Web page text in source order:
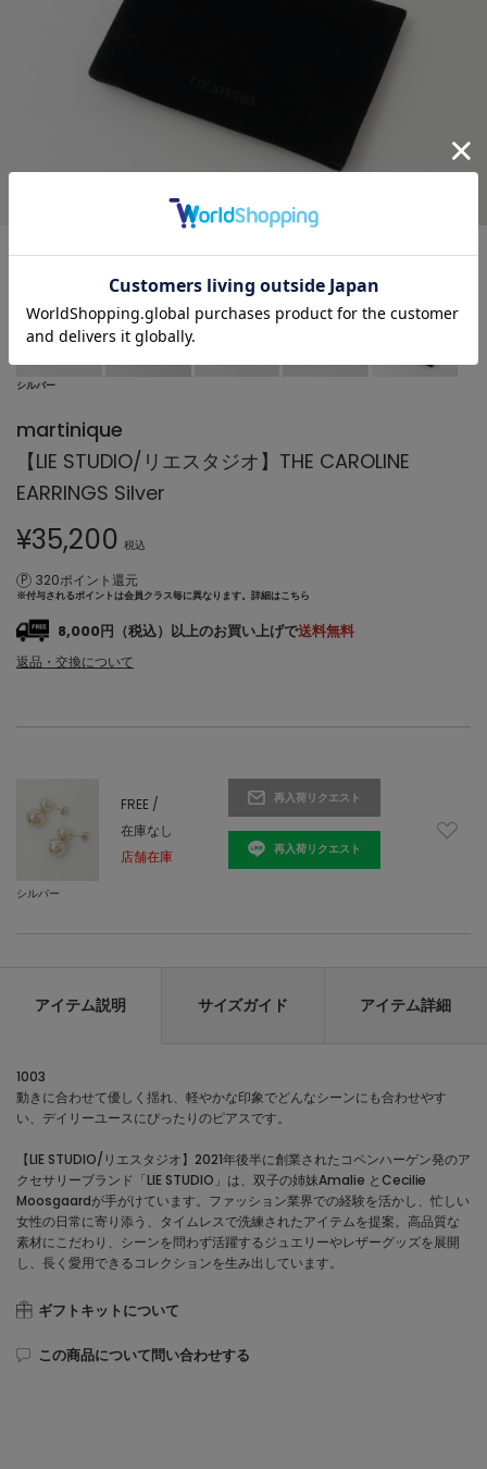
シルバー
martinique
【LIE STUDIO/リエスタジオ】THE CAROLINE
EARRINGS Silver
¥35,200 税込
320ポイント還元
※付与されるポイントは会員クラス毎に異なります。 詳細はこちら
8,000円（税込）以上のお買い上げで送料無料
返品・交換について
シルバー
FREE /
在庫なし
店舗在庫
再入荷リクエスト
再入荷リクエスト
アイテム説明 サイズガイド アイテム詳細
1003
動きに合わせて優しく揺れ、軽やかな印象でどんなシーンにも合わせやす
い、デイリーユースにぴったりのピアスです。
【LIE STUDIO/リエスタジオ】2021年後半に創業されたコペンハーゲン発のア
クセサリーブランド「LIE STUDIO」は、双子の姉妹Amalie とCecilie
Moosgaardが手がけています。ファッション業界での経験を活かし、忙しい
女性の日常に寄り添う、タイムレスで洗練されたアイテムを提案。高品質な
素材にこだわり、シーンを問わず活躍するジュエリーやレザーグッズを展開
し、長く愛用できるコレクションを生み出しています。
ギフトキットについて
この商品について問い合わせする